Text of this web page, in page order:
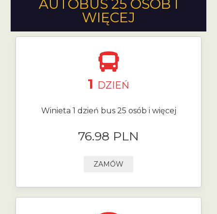
AUTOBUS 25 OSÓB I
WIĘCEJ
1 DZIEŃ
Winieta 1 dzień bus 25 osób i więcej
76.98 PLN
ZAMÓW